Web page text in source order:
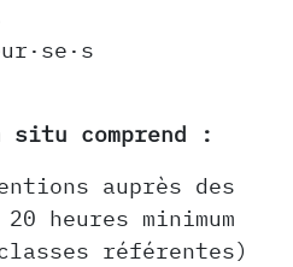
situ comprend :
auprès des
heures minimum
référentes)